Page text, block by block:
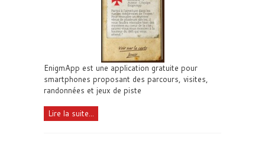
EnigmApp est une application gratuite pour
smartphones proposant des parcours, visites,
randonnées et jeux de piste
Lire la suite...